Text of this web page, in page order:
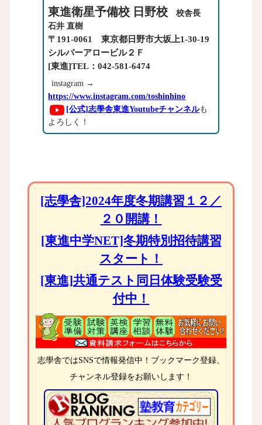
東進衛星予備校 日野校 校舎長
石井 直樹
〒191-0061 東京都日野市大坂上1-30-19
シルバーアロービル２Ｆ
[東進]TEL：042-581-6474
instagram →
https://www.instagram.com/toshinhino
[公式]志學舎東進Youtubeチャンネルも
よろしく！
[志學舎]2024年度冬期講習１２／
２０開講！
[東進中学NET]冬期特別招待講習
スタート！
[東進]共通テスト同日体験受験受
付中！
志學舎ではSNSで情報発信中！ブックマーク登録、
チャンネル登録をお願いします！